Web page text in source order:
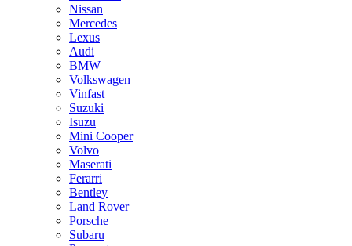
Nissan
Mercedes
Lexus
Audi
BMW
Volkswagen
Vinfast
Suzuki
Isuzu
Mini Cooper
Volvo
Maserati
Ferarri
Bentley
Land Rover
Porsche
Subaru